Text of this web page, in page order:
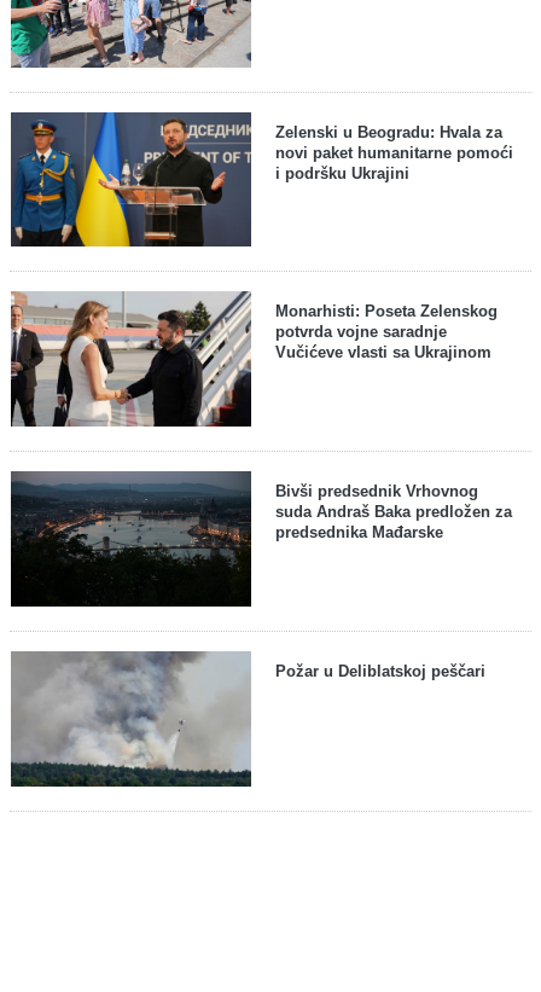
Zelenski u Beogradu: Hvala za
novi paket humanitarne pomoći
i podršku Ukrajini
Monarhisti: Poseta Zelenskog
potvrda vojne saradnje
Vučićeve vlasti sa Ukrajinom
Bivši predsednik Vrhovnog
suda Andraš Baka predložen za
predsednika Mađarske
Požar u Deliblatskoj peščari